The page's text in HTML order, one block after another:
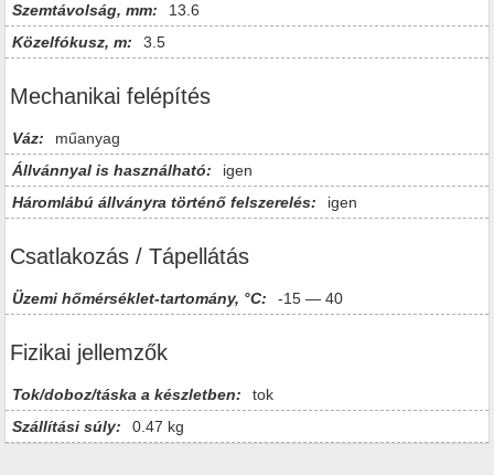
Szemtávolság, mm:
13.6
Közelfókusz, m:
3.5
Mechanikai felépítés
Váz:
műanyag
Állvánnyal is használható:
igen
Háromlábú állványra történő felszerelés:
igen
Csatlakozás / Tápellátás
Üzemi hőmérséklet-tartomány, °C: -15 — 40
Fizikai jellemzők
Tok/doboz/táska a készletben:
tok
Szállítási súly:
0.47 kg